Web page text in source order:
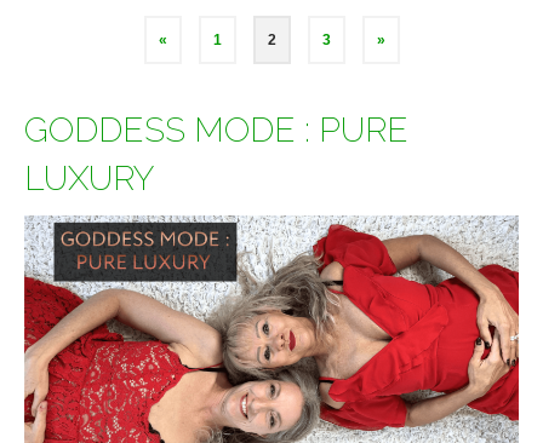
Beitragsnavigation
« 1 2 3 »
GODDESS MODE : PURE
LUXURY